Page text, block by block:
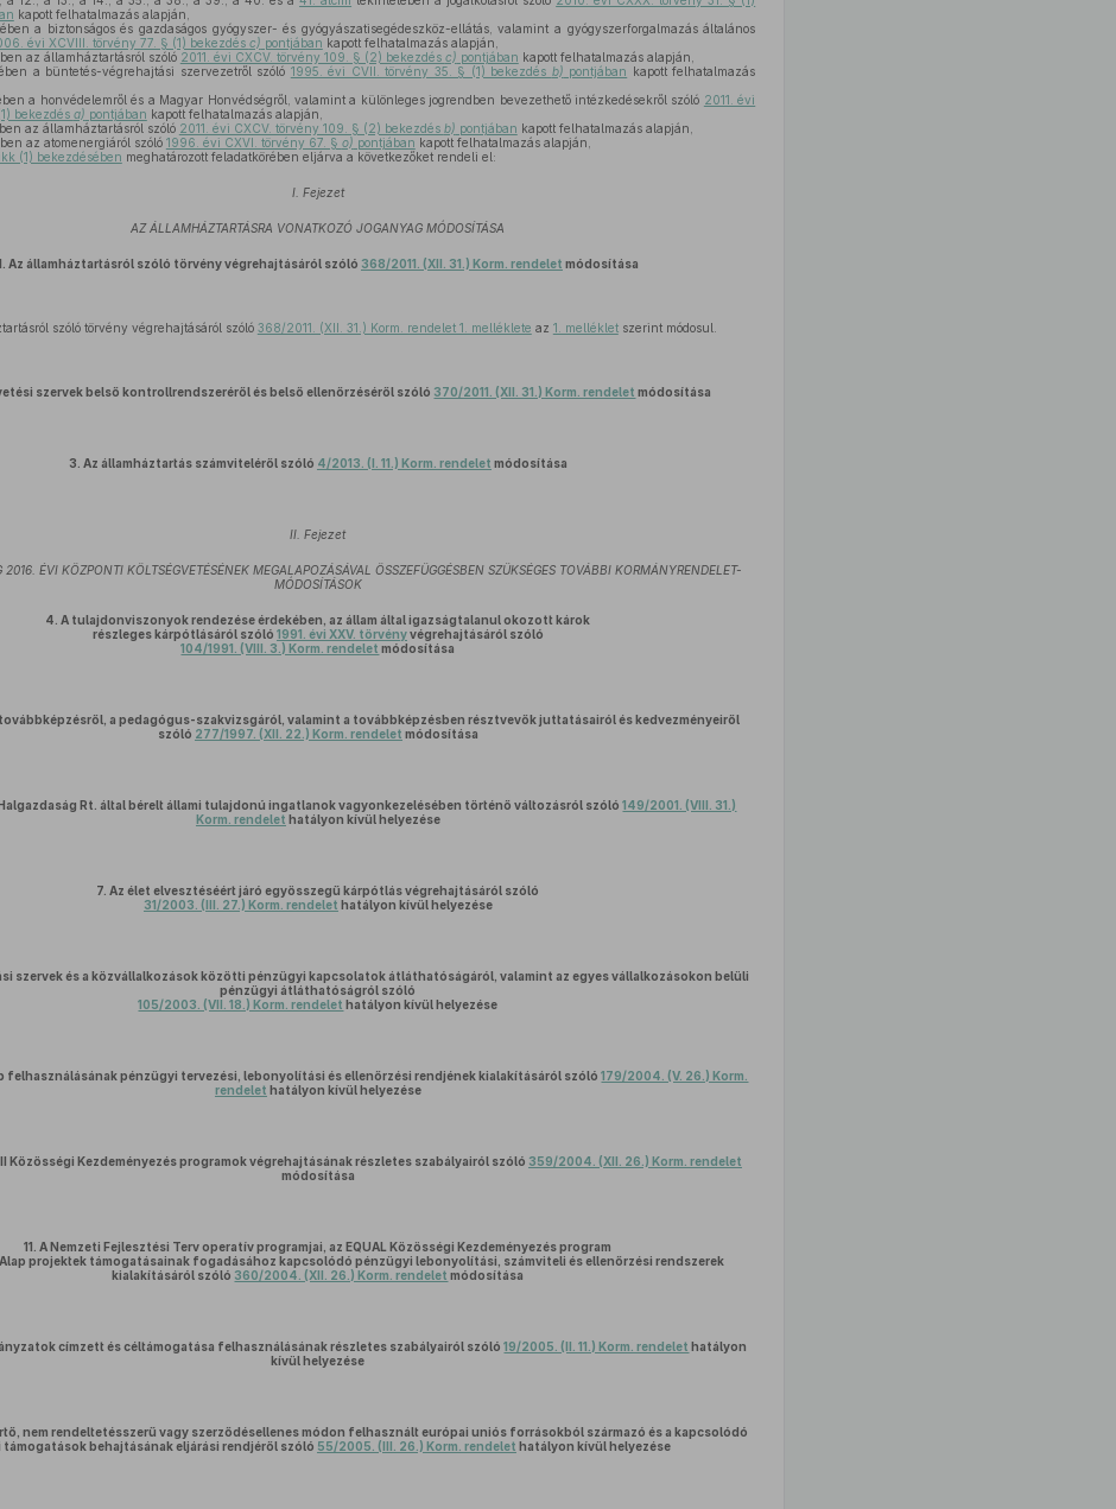
kapott felhatalmazás alapján,
a biztonságos és gazdaságos gyógyszer- és gyógyászatisegédeszköz-ellátás, valamint a gyógyszerforgalmazás általános
évi XCVIII. törvény 77. § (1) bekezdés c) pontjában kapott felhatalmazás alapján,
az államháztartásról szóló 2011. évi CXCV. törvény 109. § (2) bekezdés c) pontjában kapott felhatalmazás alapján,
a büntetés-végrehajtási szervezetről szóló 1995. évi CVII. törvény 35. § (1) bekezdés b) pontjában kapott felhatalmazás
a honvédelemről és a Magyar Honvédségről, valamint a különleges jogrendben bevezethető intézkedésekről szóló 2011. évi
bekezdés a) pontjában kapott felhatalmazás alapján,
az államháztartásról szóló 2011. évi CXCV. törvény 109. § (2) bekezdés b) pontjában kapott felhatalmazás alapján,
az atomenergiáról szóló 1996. évi CXVI. törvény 67. § o) pontjában kapott felhatalmazás alapján,
(1) bekezdésében meghatározott feladatkörében eljárva a következőket rendeli el:
I. Fejezet
AZ ÁLLAMHÁZTARTÁSRA VONATKOZÓ JOGANYAG MÓDOSÍTÁSA
Az államháztartásról szóló törvény végrehajtásáról szóló 368/2011. (XII. 31.) Korm. rendelet módosítása
szóló törvény végrehajtásáról szóló 368/2011. (XII. 31.) Korm. rendelet 1. melléklete az 1. mellékletszerint módosul.
szervek belső kontrollrendszeréről és belső ellenőrzéséről szóló 370/2011. (XII. 31.) Korm. rendelet módosítása
3. Az államháztartás számviteléről szóló 4/2013. (I. 11.) Korm. rendelet módosítása
II. Fejezet
2016. ÉVI KÖZPONTI KÖLTSÉGVETÉSÉNEK MEGALAPOZÁSÁVAL ÖSSZEFÜGGÉSBEN SZÜKSÉGES TOVÁBBI KORMÁNYRENDELET-
MÓDOSÍTÁSOK
4. A tulajdonviszonyok rendezése érdekében, az állam által igazságtalanul okozott károk
részleges kárpótlásáról szóló 1991. évi XXV. törvényvégrehajtásáról szóló
104/1991. (VIII. 3.) Korm. rendelet módosítása
a pedagógus-szakvizsgáról, valamint a továbbképzésben résztvevők juttatásairól és kedvezményeiről
szóló 277/1997. (XII. 22.) Korm. rendelet módosítása
Rt. által bérelt állami tulajdonú ingatlanok vagyonkezelésében történő változásról szóló149/2001. (VIII. 31.)
Korm. rendelet hatályon kívül helyezése
7. Az élet elvesztéséért járó egyösszegű kárpótlás végrehajtásáról szóló
31/2003. (III. 27.) Korm. rendelet hatályon kívül helyezése
szervek és a közvállalkozások közötti pénzügyi kapcsolatok átláthatóságáról, valamint az egyes vállalkozásokon belüli
pénzügyi átláthatóságról szóló
105/2003. (VII. 18.) Korm. rendelet hatályon kívül helyezése
felhasználásának pénzügyi tervezési, lebonyolítási és ellenőrzési rendjének kialakításáról szóló179/2004. (V. 26.) Korm.
rendelet hatályon kívül helyezése
III Közösségi Kezdeményezés programok végrehajtásának részletes szabályairól szóló 359/2004. (XII. 26.) Korm. rendelet
módosítása
11. A Nemzeti Fejlesztési Terv operatív programjai, az EQUAL Közösségi Kezdeményezés program
projektek támogatásainak fogadásához kapcsolódó pénzügyi lebonyolítási, számviteli és ellenőrzési rendszerek
kialakításáról szóló 360/2004. (XII. 26.) Korm. rendelet módosítása
címzett és céltámogatása felhasználásának részletes szabályairól szóló19/2005. (II. 11.) Korm. rendelet hatályon
kívül helyezése
nem rendeltetésszerű vagy szerződésellenes módon felhasznált európai uniós forrásokból származó és a kapcsolódó
támogatások behajtásának eljárási rendjéről szóló 55/2005. (III. 26.) Korm. rendelet hatályon kívül helyezése